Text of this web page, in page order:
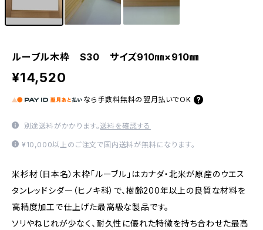
ルーブル木枠 S30 サイズ910㎜×910㎜
¥14,520
なら 手数料無料の 翌月払いでOK
別途送料がかかります。送料を確認する
¥10,000以上のご注文で国内送料が無料になります。
米杉材（日本名）木枠「ルーブル」はカナダ・北米が原産のウエス
タンレッドシダ―（ヒノキ科）で、樹齢200年以上の良質な材料を
高精度加工で仕上げた最高級な製品です。
ソリやねじれが少なく、耐久性に優れた特徴を持ち合わせた最高